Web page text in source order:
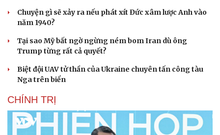
Cải chính
Chuyện gì sẽ xảy ra nếu phát xít Đức xâm lược Anh vào
năm 1940?
Tại sao Mỹ bất ngờ ngừng ném bom Iran dù ông
Trump từng rất cả quyết?
Biệt đội UAV tử thần của Ukraine chuyên tấn công tàu
Nga trên biển
CHÍNH TRỊ